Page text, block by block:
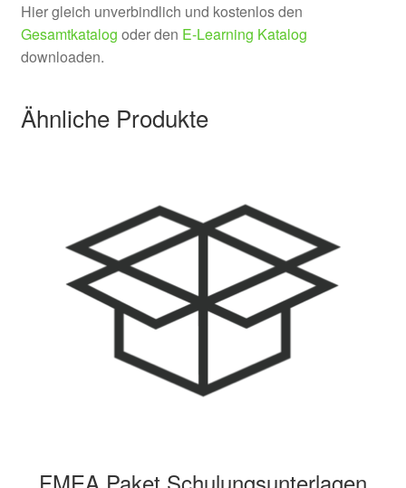
Hier gleich unverbindlich und kostenlos den
Gesamtkatalog oder den E-Learning Katalog
downloaden.
Ähnliche Produkte